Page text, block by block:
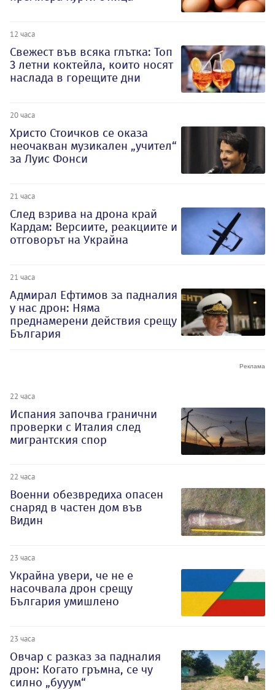
12 часа
Свежест във всяка глътка: Топ
3 летни коктейла, които носят
наслада в горещите дни
20 часа
Христо Стоичков се оказа
неочакван музикален „учител“
за Луис Фонси
21 часа
След взрива на дрона край
Кардам: Версиите, реакциите и
отговорът на Украйна
21 часа
Адмирал Ефтимов за падналия
у нас дрон: Няма
преднамерени действия срещу
България
22 часа
Испания започва гранични
проверки с Италия след
мигрантския спор
22 часа
Военни обезвредиха опасен
снаряд в частен дом във
Видин
23 часа
Украйна увери, че не е
насочвала дрон срещу
България умишлено
23 часа
Овчар с разказ за падналия
дрон: Когато гръмна, се чу
силно „бууум“